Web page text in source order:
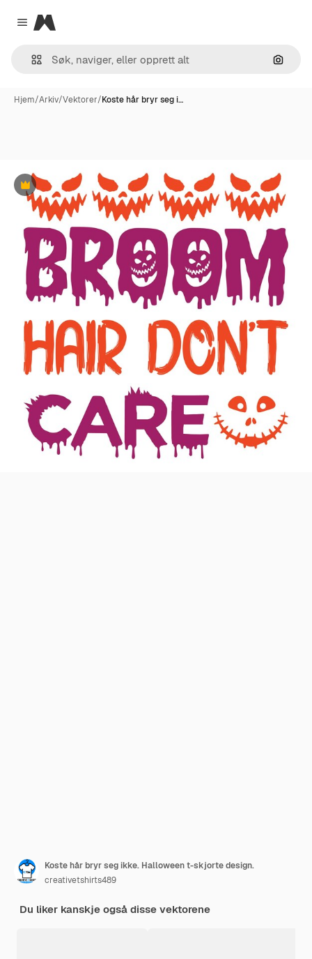
Close menu
Magnific
Søk
Hjem/Arkiv/Vektorer/Koste hår bryr seg i…
Premium
Koste hår bryr seg ikke. Halloween t-skjorte design.
creativetshirts489
Du liker kanskje også disse vektorene